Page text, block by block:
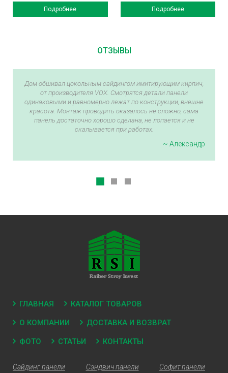
Подробнее Подробнее
ОТЗЫВЫ
Дом обшивал цокольным сайдингом имитирующим кирпич,
от производителя VOX. Смотрятся детали панели
одинаковыми и равномерно лежат по конструкции, внешне
красота. Монтаж проводить оказалось не сложно, сама
панель достаточно хорошо сделана, не лопается и не
скалывается при работах.
~ Александр
ГЛАВНАЯ КАТАЛОГ ТОВАРОВ
О КОМПАНИИ ДОСТАВКА И ВОЗВРАТ
ФОТО СТАТЬИ КОНТАКТЫ
Сайдинг панели Сэндвич панели Софит панели